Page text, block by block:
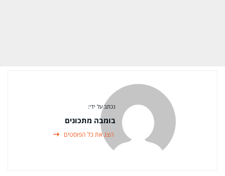
נכתב על ידי:
בומבה מתכונים
הצג את כל הפוסטים